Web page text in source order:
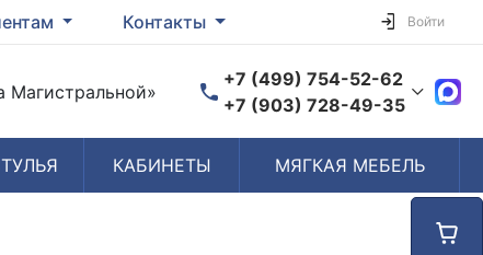
Контакты Войти
Магистральной»
+7 (499) 754-52-62
+7 (903) 728-49-35
Время работы
Пн-Пт: 10:00-19:00
КАБИНЕТЫ МЯГКАЯ МЕБЕЛЬ